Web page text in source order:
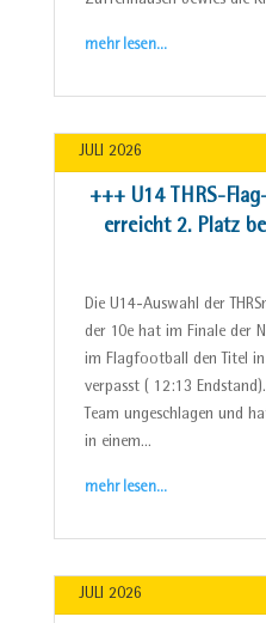
mehr lesen…
+++ U14 THRS-
erreicht 2. Platz
JULI 2026
Die U14-Auswahl der
der 10e hat im Finale der
im Flagfootball den Titel
verpasst ( 12:13
Team ungeschlagen und
in einem…
mehr lesen…
JULI 2026